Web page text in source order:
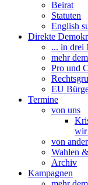
Beirat
Statuten
English
Direkte
... in drei
mehr
Pro und
EU
Termine
von uns
wir
von
Wahlen
Archiv
Kampagnen